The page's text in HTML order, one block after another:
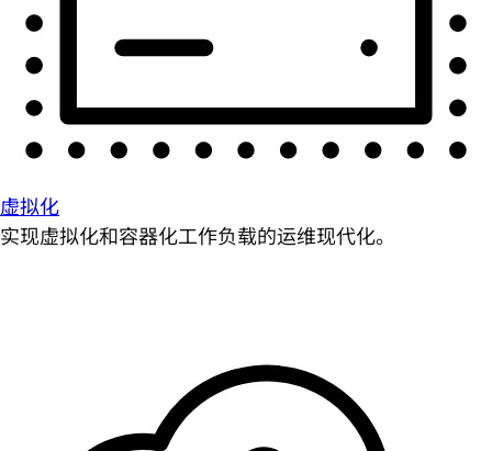
虚拟化
实现虚拟化和容器化工作负载的运维现代化。